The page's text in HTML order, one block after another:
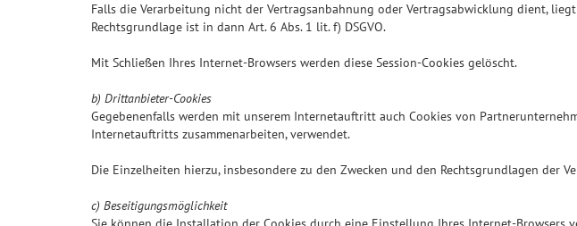
Falls die Verarbeitung nicht der Vertragsanbahnung oder Vertragsabwicklung dient,
Rechtsgrundlage ist in dann Art. 6 Abs. 1 lit. f) DSGVO.
Mit Schließen Ihres Internet-Browsers werden diese Session-Cookies gelöscht.
b) Drittanbieter-Cookies
Gegebenenfalls werden mit unserem Internetauftritt auch Cookies von
Internetauftritts zusammenarbeiten, verwendet.
Die Einzelheiten hierzu, insbesondere zu den Zwecken und den Rechtsgrundlagen
c) Beseitigungsmöglichkeit